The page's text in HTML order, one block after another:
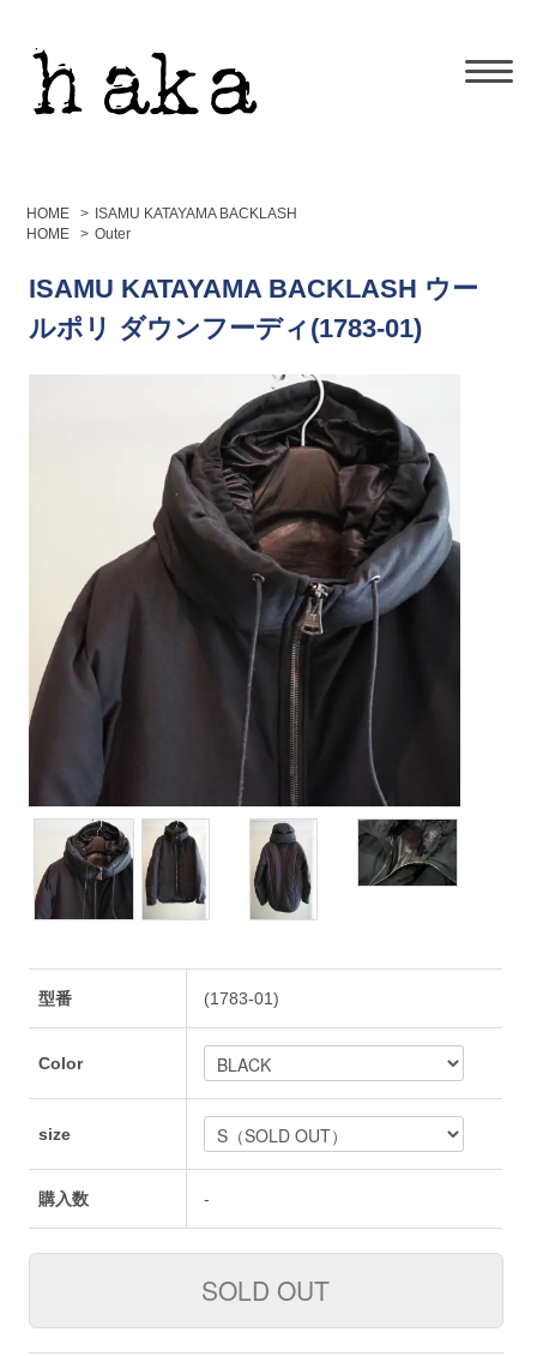
HOME > ISAMU KATAYAMA BACKLASH
HOME
> Outer
ISAMU KATAYAMA BACKLASH ウー
ルポリ ダウンフーディ(1783-01)
型番 (1783-01)
Color
size
購入数 -